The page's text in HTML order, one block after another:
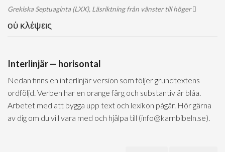
Grekiska Septuaginta (LXX), Läsriktning från vänster till höger
οὐ κλέψεις
Interlinjär — horisontal
Nedan finns en interlinjär version som följer grundtextens
ordföljd. Verben har en orange färg och substantiv är blåa.
Arbetet med att bygga upp text och lexikon pågår. Hör gärna
av dig om du vill vara med och hjälpa till (info@karnbibeln.se).